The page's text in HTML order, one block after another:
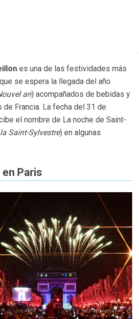
es una de las festividades más
se espera la llegada del año
an) acompañados de bebidas y
Francia. La fecha del 31 de
el nombre de La noche de Saint-
Saint-Sylvestre) en algunas
Paris